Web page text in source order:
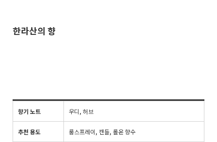
한라산의 향
향기 노트 우디, 허브
추천 용도 룸스프레이, 캔들, 롤온 향수